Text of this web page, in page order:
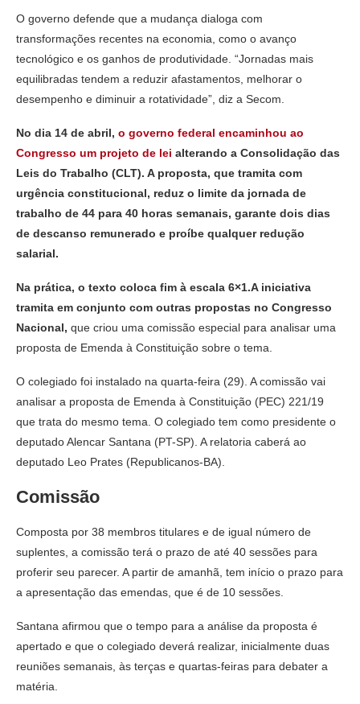
O governo defende que a mudança dialoga com
transformações recentes na economia, como o avanço
tecnológico e os ganhos de produtividade. “Jornadas mais
equilibradas tendem a reduzir afastamentos, melhorar o
desempenho e diminuir a rotatividade”, diz a Secom.
No dia 14 de abril, o governo federal encaminhou ao
Congresso um projeto de lei alterando a Consolidação das
Leis do Trabalho (CLT). A proposta, que tramita com
urgência constitucional, reduz o limite da jornada de
trabalho de 44 para 40 horas semanais, garante dois dias
de descanso remunerado e proíbe qualquer redução
salarial.
Na prática, o texto coloca fim à escala 6×1.A iniciativa
tramita em conjunto com outras propostas no Congresso
Nacional, que criou uma comissão especial para analisar uma
proposta de Emenda à Constituição sobre o tema.
O colegiado foi instalado na quarta-feira (29). A comissão vai
analisar a proposta de Emenda à Constituição (PEC) 221/19
que trata do mesmo tema. O colegiado tem como presidente o
deputado Alencar Santana (PT-SP). A relatoria caberá ao
deputado Leo Prates (Republicanos-BA).
Comissão
Composta por 38 membros titulares e de igual número de
suplentes, a comissão terá o prazo de até 40 sessões para
proferir seu parecer. A partir de amanhã, tem início o prazo para
a apresentação das emendas, que é de 10 sessões.
Santana afirmou que o tempo para a análise da proposta é
apertado e que o colegiado deverá realizar, inicialmente duas
reuniões semanais, às terças e quartas-feiras para debater a
matéria.